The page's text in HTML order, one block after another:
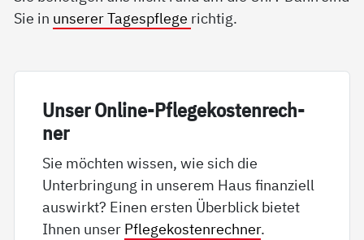
Sie in unserer Tagespflege richtig.
Un­ser On­li­ne-Pf­le­ge­kos­ten­rech­
ner
Sie möchten wissen, wie sich die
Unterbringung in unserem Haus finanziell
auswirkt? Einen ersten Überblick bietet
Ihnen unser Pflegekostenrechner.